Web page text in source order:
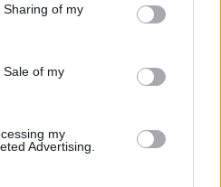
of my
of my
my
Advertising.